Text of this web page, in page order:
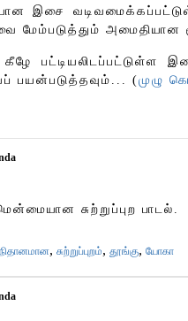
இசை
மேம்படுத்தும் அமைதியான
பட்டியலிடப்பட்டுள்ள
பயன்படுத்தவும்... (முழு
சுற்றுப்புற பாடல்.
, சுற்றுப்புறம், தூங்கு, யோகா